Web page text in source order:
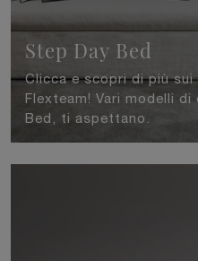
Step Day Bed
Clicca e scopri di più
Flexteam! Vari modelli
Bed, ti aspettano.